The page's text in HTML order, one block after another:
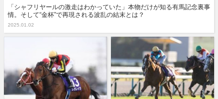
「シャフリヤールの激走はわかっていた」本物だけが知る有馬記念裏事
情。そして“金杯”で再現される波乱の結末とは？
2025.01.02